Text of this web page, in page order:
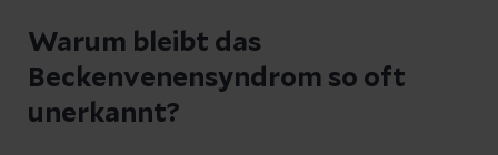
Warum bleibt das
Beckenvenensyndrom so oft
unerkannt?